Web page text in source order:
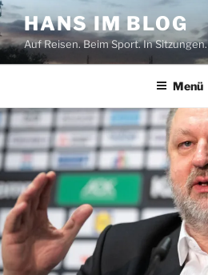
Zum
Inhalt
springen
HANS IM BLOG
Auf Reisen. Beim Sport. In Sitzungen.
Menü